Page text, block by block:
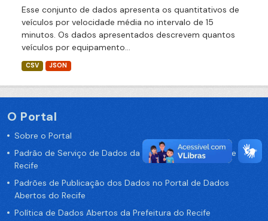
Esse conjunto de dados apresenta os quantitativos de
veículos por velocidade média no intervalo de 15
minutos. Os dados apresentados descrevem quantos
veículos por equipamento...
CSV JSON
O Portal
Sobre o Portal
Padrão de Serviço de Dados da Prefeitura da Cidade de
Recife
Padrões de Publicação dos Dados no Portal de Dados
Abertos do Recife
Política de Dados Abertos da Prefeitura do Recife